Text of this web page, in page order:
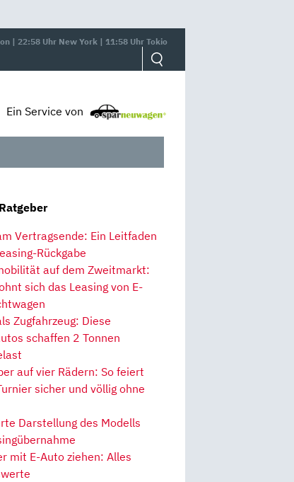
| 22:58 Uhr New York | 11:58 Uhr Tokio
Ein Service von
Vertragsende: Ein Leitfaden
Rückgabe
auf dem Zweitmarkt:
sich das Leasing von E-
Zugfahrzeug: Diese
schaffen 2 Tonnen
auf vier Rädern: So feiert
sicher und völlig ohne
Darstellung des Modells
mit E-Auto ziehen: Alles